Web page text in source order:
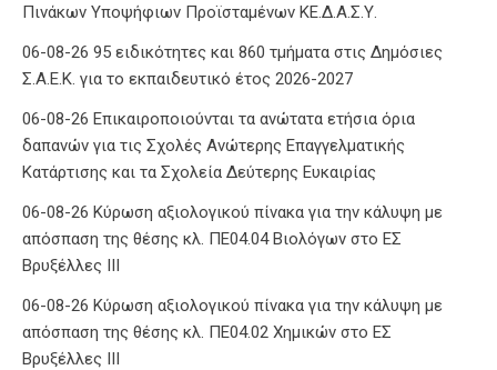
Πινάκων Υποψήφιων Προϊσταμένων ΚΕ.Δ.Α.Σ.Υ.
06-08-26 95 ειδικότητες και 860 τμήματα στις Δημόσιες
Σ.Α.Ε.Κ. για το εκπαιδευτικό έτος 2026-2027
06-08-26 Επικαιροποιούνται τα ανώτατα ετήσια όρια
δαπανών για τις Σχολές Ανώτερης Επαγγελματικής
Κατάρτισης και τα Σχολεία Δεύτερης Ευκαιρίας
06-08-26 Κύρωση αξιολογικού πίνακα για την κάλυψη με
απόσπαση της θέσης κλ. ΠΕ04.04 Βιολόγων στο ΕΣ
Βρυξέλλες ΙΙΙ
06-08-26 Κύρωση αξιολογικού πίνακα για την κάλυψη με
απόσπαση της θέσης κλ. ΠΕ04.02 Χημικών στο ΕΣ
Βρυξέλλες ΙΙΙ